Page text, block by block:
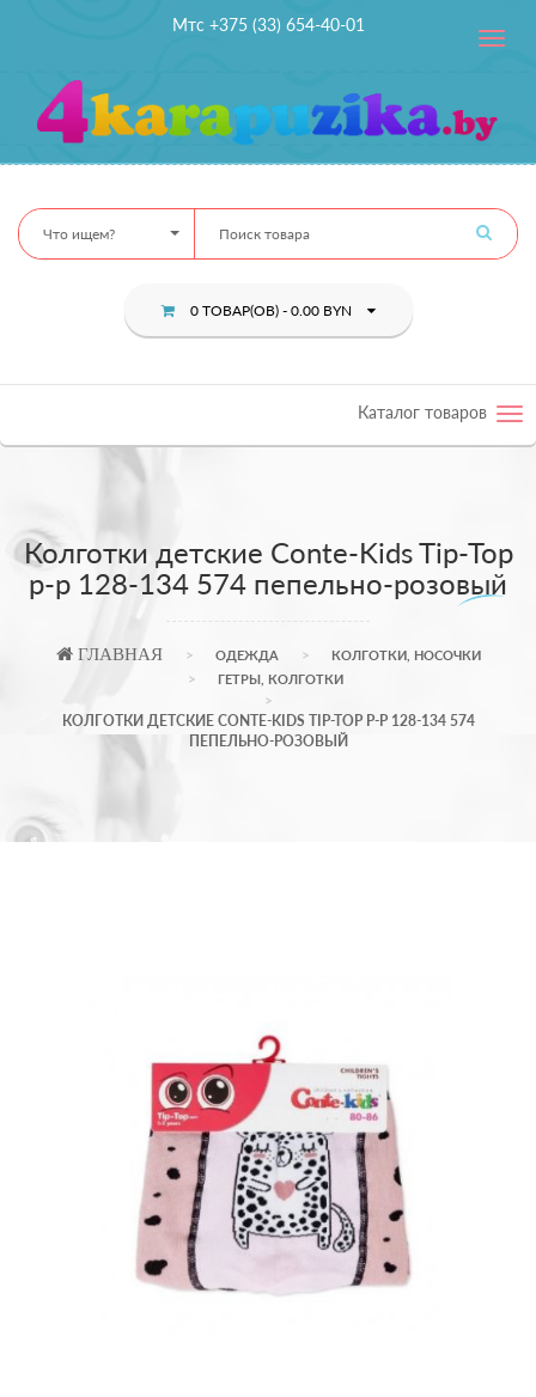
Мтс +375 (33) 654-40-01
Toggle
Что ищем?
0 ТОВАР(ОВ) - 0.00 BYN
Каталог товаров
Колготки детские Conte-Kids Tip-Top
р-p 128-134 574 пепельно-розовый
ГЛАВНАЯ ОДЕЖДА
КОЛГОТКИ, НОСОЧКИ
ГЕТРЫ, КОЛГОТКИ
КОЛГОТКИ ДЕТСКИЕ CONTE-KIDS TIP-TOP Р-P 128-134 574
ПЕПЕЛЬНО-РОЗОВЫЙ